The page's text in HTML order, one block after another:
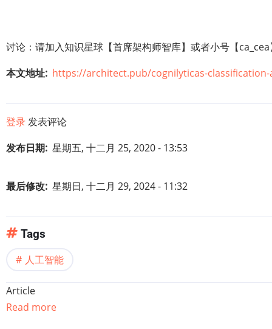
讨论：请加入知识星球【首席架构师智库】或者小号【
本文地址 https://architect.pub/cognilyticas-
登录发表评论
发布日期 星期五, 十二月 25, 2020 - 13:53
最后修改 星期日, 十二月 29, 2024 - 11:32
Tags
人工智能
Article
Read more